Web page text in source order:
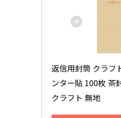
返信用封筒 クラフ
ンター貼 100枚 茶
クラフト 無地